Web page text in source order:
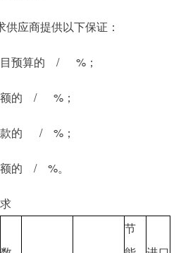
应商提供以下保证：
目预算的 / %；
额的 / %；
款的 / %；
额的 / %。
节